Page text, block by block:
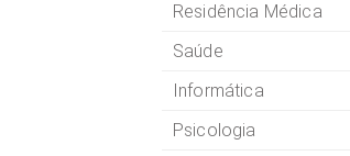
Residência Médica
Saúde
Informática
Psicologia